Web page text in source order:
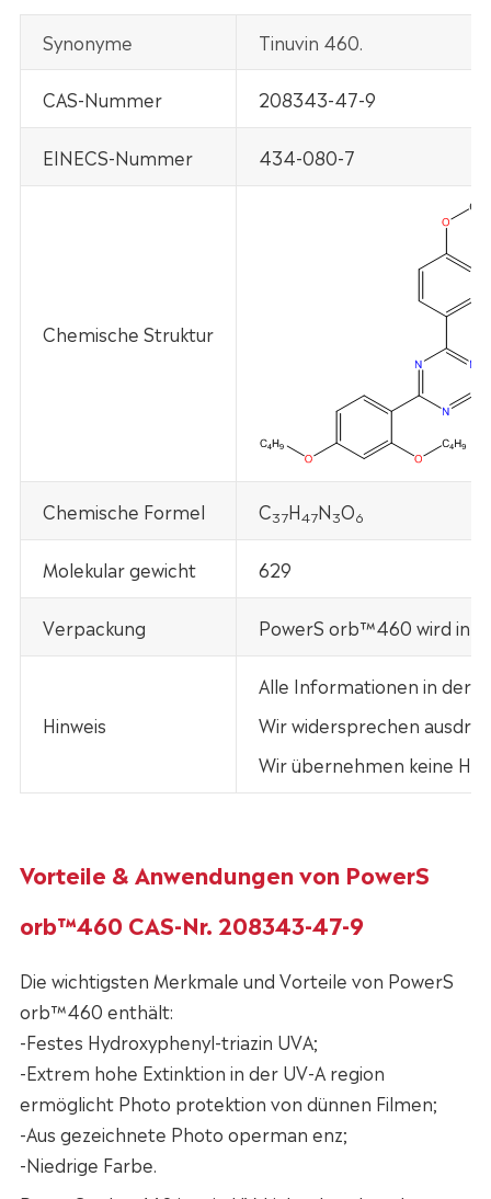
Synonyme Tinuvin 460.
CAS-Nummer 208343-47-9
EINECS-Nummer 434-080-7
Chemische Struktur
Chemische Formel C37H47N3O6
Molekular gewicht 629
Verpackung PowerS orb™460 wird in
Hinweis
Alle Informationen in der
Wir widersprechen
Wir übernehmen keine
Vorteile & Anwendungen von PowerS
orb™460 CAS-Nr. 208343-47-9
Die wichtigsten Merkmale und Vorteile von PowerS
orb™460 enthält:
-Festes Hydroxyphenyl-triazin UVA;
-Extrem hohe Extinktion in der UV-A region
ermöglicht Photo protektion von dünnen Filmen;
-Aus gezeichnete Photo operman enz;
-Niedrige Farbe.